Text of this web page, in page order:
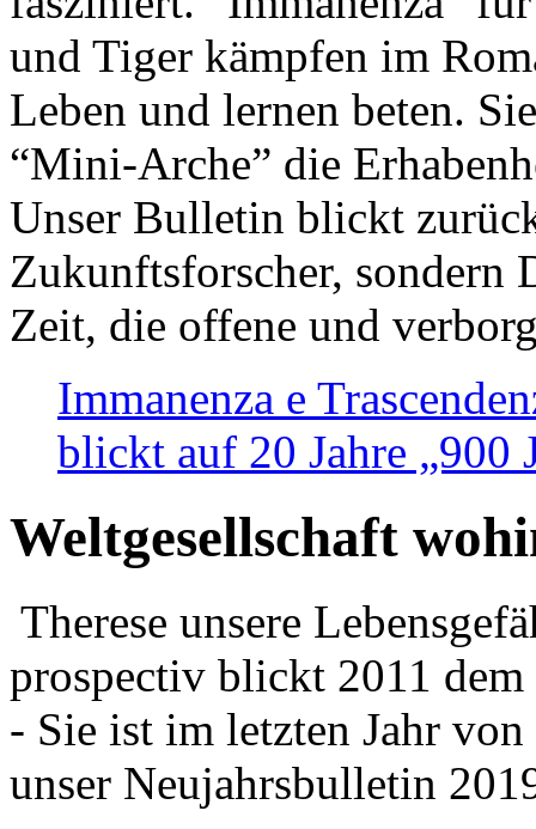
und Tiger kämpfen im
Leben und lernen beten.
“Mini-Arche” die
Unser Bulletin blickt
Zukunftsforscher, sondern
Zeit, die offene und
Immanenza e
blickt auf 20 Jahre „900
Weltgesellschaft
Therese unsere
prospectiv blickt 2011
- Sie ist im letzten Jahr
unser Neujahrsbulletin